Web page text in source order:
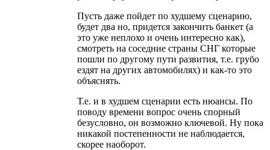
Пусть даже пойдет по худшему сценарию,
будет два но, придется закончить банкет (а
это уже неплохо и очень интересно как),
смотреть на соседние страны СНГ которые
пошли по другому пути развития, т.е. грубо
ездят на других автомобилях) и как-то это
объяснять.
Т.е. и в худшем сценарии есть нюансы. По
поводу времени вопрос очень спорный
безусловно, он возможно ключевой. Ну пока
никакой постепенности не наблюдается,
скорее наоборот.